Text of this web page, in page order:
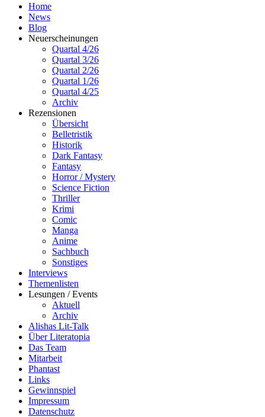
Home
News
Blog
Neuerscheinungen
Quartal 4/26
Quartal 3/26
Quartal 2/26
Quartal 1/26
Quartal 4/25
Archiv
Rezensionen
Übersicht
Belletristik
Historik
Dark Fantasy
Fantasy
Horror / Mystery
Science Fiction
Thriller
Krimi
Comic
Manga
Anime
Sachbuch
Sonstiges
Interviews
Themenlisten
Lesungen / Events
Aktuell
Archiv
Alishas Lit-Talk
Über Literatopia
Das Team
Mitarbeit
Phantast
Links
Gewinnspiel
Impressum
Datenschutz